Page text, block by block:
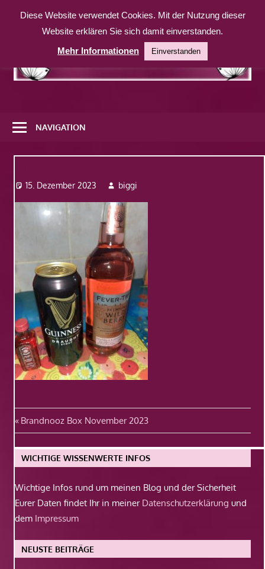
Inhalt
weitere
Website
NAVIGATION
15. Dezember 2023 biggi
Beitragsnavigation
Vorheriger
Beitrag:
Brandnooz Box November 2023
WICHTIGE WISSENWERTE INFOS
Wichtige Infos rund um meinen Blog und der Sicherheit
Eurer Daten findet Ihr in meiner Datenschutzerklärung und
dem Impressum
NEUSTE BEITRÄGE
Diese Website verwendet Cookies. Mit der Nutzung dieser
Website erklären Sie sich damit einverstanden.
Mehr Informationen
Einverstanden